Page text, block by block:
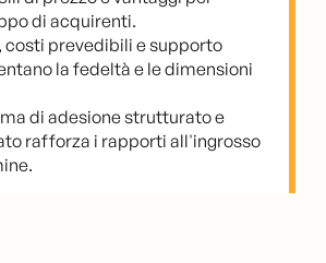
di acquirenti.
costi prevedibili e supporto
la fedeltà e le dimensioni
di adesione strutturato e
rafforza i rapporti all'ingrosso